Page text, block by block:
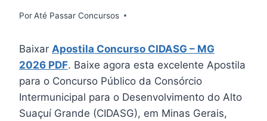
PorAté Passar Concursos
Baixar Apostila Concurso CIDASG – MG
2026 PDF. Baixe agora esta excelente Apostila
para o Concurso Público da Consórcio
Intermunicipal para o Desenvolvimento do Alto
Suaçuí Grande (CIDASG), em Minas Gerais,